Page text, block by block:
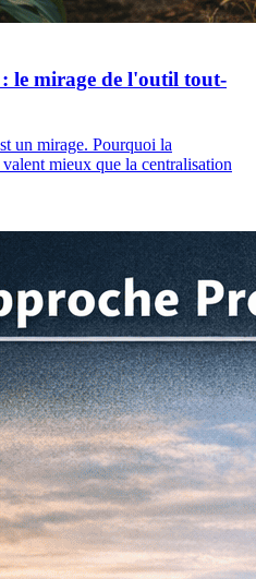
le mirage de l'outil tout-
un mirage. Pourquoi la
mieux que la centralisation